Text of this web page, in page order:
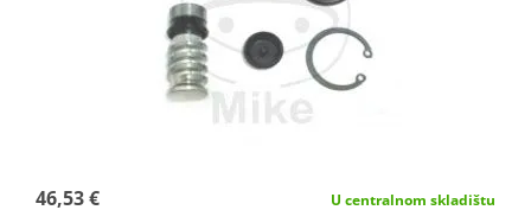
46,53 € U centralnom skladištu